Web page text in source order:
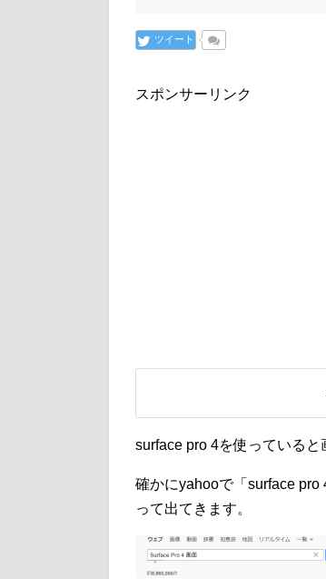
ツイート
スポンサーリンク
surface pro 4を使っていると
確かにyahooで「surface pro
って出てきます。